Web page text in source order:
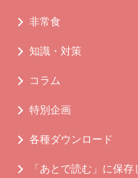
非常食
知識・対策
コラム
特別企画
各種ダウンロード
「あとで読む」に保